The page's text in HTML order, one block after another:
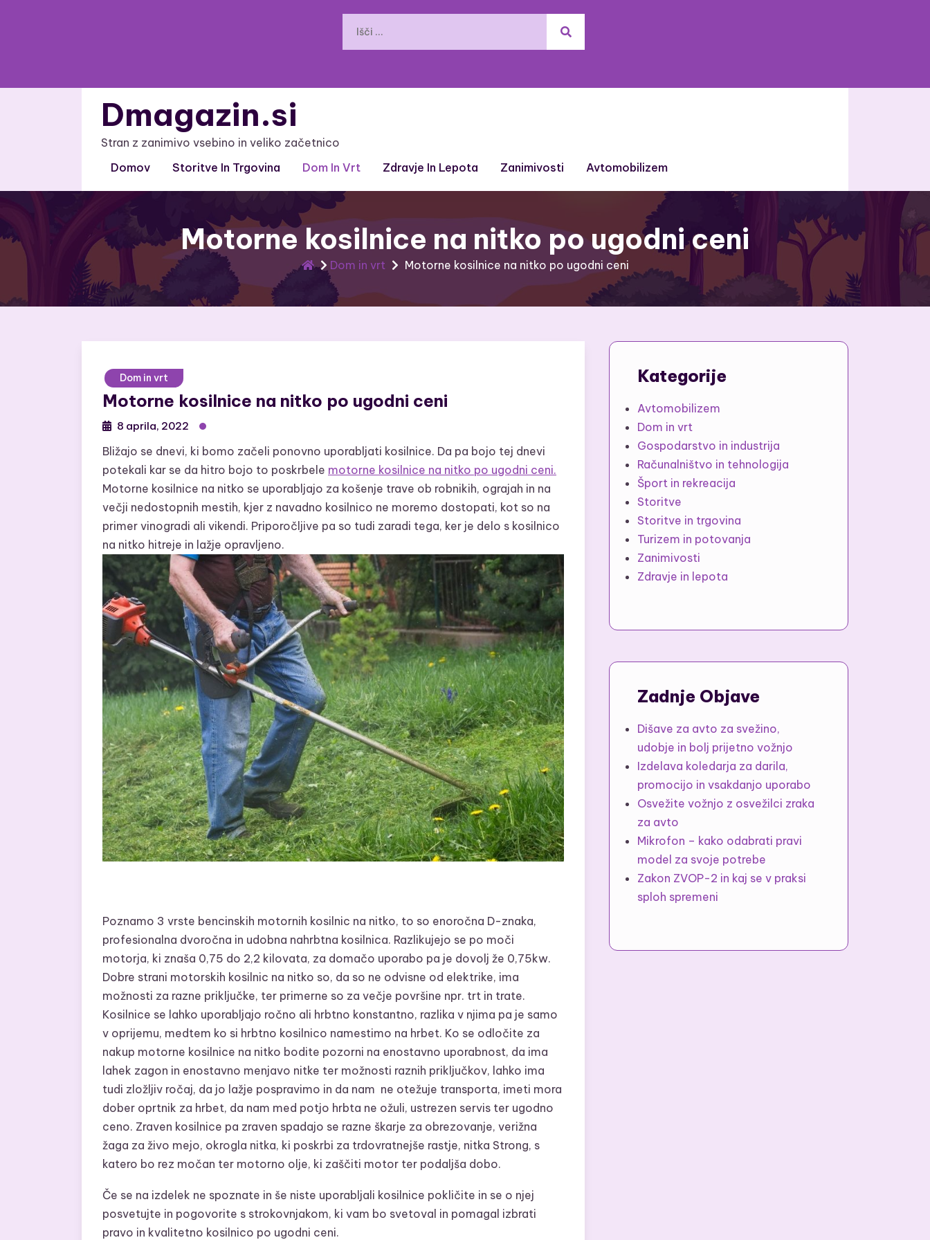
Dmagazin.si
Stran z zanimivo vsebino in veliko začetnico
Domov
Storitve In Trgovina Dom In Vrt Zdravje In Lepota Zanimivosti Avtomobilizem
Motorne kosilnice na nitko po ugodni ceni
Dom in vrt Motorne kosilnice na nitko po ugodni ceni
Dom in vrt
Motorne kosilnice na nitko po ugodni ceni
8 aprila, 2022
Bližajo se dnevi, ki bomo začeli ponovno uporabljati kosilnice. Da pa bojo tej dnevi
potekali kar se da hitro bojo to poskrbele motorne kosilnice na nitko po ugodni ceni.
Motorne kosilnice na nitko se uporabljajo za košenje trave ob robnikih, ograjah in na
večji nedostopnih mestih, kjer z navadno kosilnico ne moremo dostopati, kot so na
primer vinogradi ali vikendi. Priporočljive pa so tudi zaradi tega, ker je delo s kosilnico
na nitko hitreje in lažje opravljeno.
Poznamo 3 vrste bencinskih motornih kosilnic na nitko, to so enoročna D-znaka,
profesionalna dvoročna in udobna nahrbtna kosilnica. Razlikujejo se po moči
motorja, ki znaša 0,75 do 2,2 kilovata, za domačo uporabo pa je dovolj že 0,75kw.
Dobre strani motorskih kosilnic na nitko so, da so ne odvisne od elektrike, ima
možnosti za razne priključke, ter primerne so za večje površine npr. trt in trate.
Kosilnice se lahko uporabljajo ročno ali hrbtno konstantno, razlika v njima pa je samo
v oprijemu, medtem ko si hrbtno kosilnico namestimo na hrbet. Ko se odločite za
nakup motorne kosilnice na nitko bodite pozorni na enostavno uporabnost, da ima
lahek zagon in enostavno menjavo nitke ter možnosti raznih priključkov, lahko ima
tudi zložljiv ročaj, da jo lažje pospravimo in da nam ne otežuje transporta, imeti mora
dober oprtnik za hrbet, da nam med potjo hrbta ne ožuli, ustrezen servis ter ugodno
ceno. Zraven kosilnice pa zraven spadajo se razne škarje za obrezovanje, verižna
žaga za živo mejo, okrogla nitka, ki poskrbi za trdovratnejše rastje, nitka Strong, s
katero bo rez močan ter motorno olje, ki zaščiti motor ter podaljša dobo.
Če se na izdelek ne spoznate in še niste uporabljali kosilnice pokličite in se o njej
posvetujte in pogovorite s strokovnjakom, ki vam bo svetoval in pomagal izbrati
pravo in kvalitetno kosilnico po ugodni ceni.
Kategorije
Avtomobilizem
Dom in vrt
Gospodarstvo in industrija
Računalništvo in tehnologija
Šport in rekreacija
Storitve
Storitve in trgovina
Turizem in potovanja
Zanimivosti
Zdravje in lepota
Zadnje Objave
Dišave za avto za svežino,
udobje in bolj prijetno vožnjo
Izdelava koledarja za darila,
promocijo in vsakdanjo uporabo
Osvežite vožnjo z osvežilci zraka
za avto
Mikrofon – kako odabrati pravi
model za svoje potrebe
Zakon ZVOP-2 in kaj se v praksi
sploh spremeni